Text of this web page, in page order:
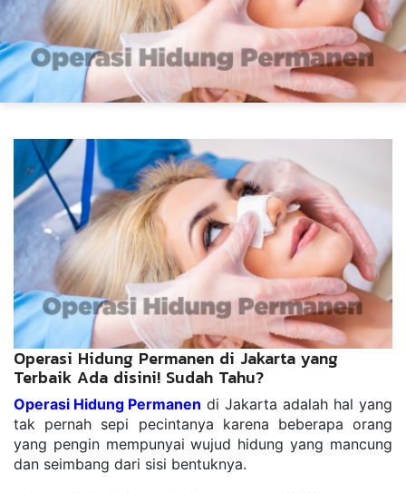
Operasi Hidung Permanen di Jakarta yang
Terbaik Ada disini! Sudah Tahu?
Operasi Hidung Permanen di Jakarta adalah hal yang
tak pernah sepi pecintanya karena beberapa orang
yang pengin mempunyai wujud hidung yang mancung
dan seimbang dari sisi bentuknya.